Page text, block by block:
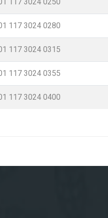
117 3024 0280
117 3024 0315
117 3024 0355
117 3024 0400